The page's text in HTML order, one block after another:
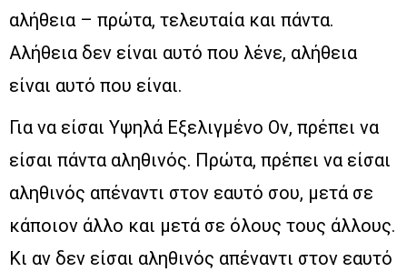
αλήθεια – πρώτα, τελευταία και πάντα.
Αλήθεια δεν είναι αυτό που λένε, αλήθεια
είναι αυτό που είναι.
Για να είσαι Υψηλά Εξελιγμένο Ον, πρέπει να
είσαι πάντα αληθινός. Πρώτα, πρέπει να είσαι
αληθινός απέναντι στον εαυτό σου, μετά σε
κάποιον άλλο και μετά σε όλους τους άλλους.
Κι αν δεν είσαι αληθινός απέναντι στον εαυτό